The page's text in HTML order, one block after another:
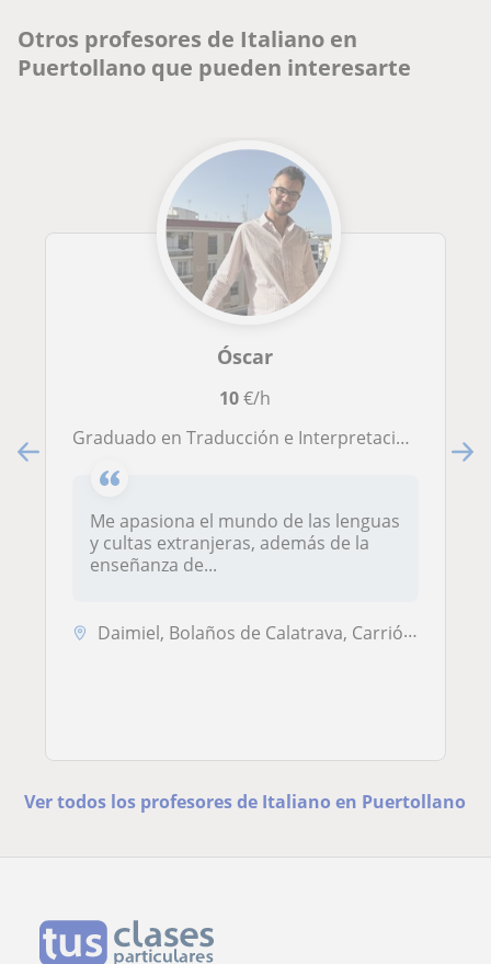
Otros profesores de Italiano en
Puertollano que pueden interesarte
Óscar
10€/h
Graduado en Traducción e Interpretación (EN, IT) y Filología Hispánica da clases de Inglés, Italiano y Lengua Castellana.
Me apasiona el mundo de las lenguas
y cultas extranjeras, además de la
enseñanza de...
Daimiel, Bolaños de Calatrava, Carrión de Calatrava, Torralba de Calat...
Ver todos los profesores de Italiano en Puertollano